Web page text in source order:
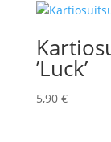
’Luck’
5,90 €